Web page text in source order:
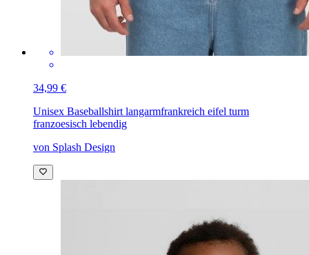
34,99 €
Unisex Baseballshirt langarmfrankreich eifel turm
franzoesisch lebendig
von Splash Design